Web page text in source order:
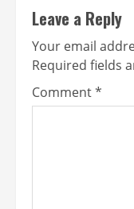
Leave a Reply
Your email
Required fields
Comment*